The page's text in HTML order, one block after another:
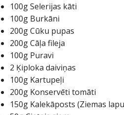
100g Selerijas kāti
100g Burkāni
200g Cūku pupas
200g Cāļa fileja
100g Puravi
2 Ķiploka daiviņas
100g Kartupeļi
200g Konservēti tomāti
150g Kalekāposts (Ziemas